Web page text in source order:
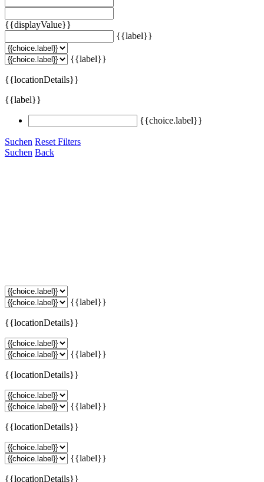
{{displayValue}}
{{label}}
{{label}}
{{locationDetails}}
{{label}}
{{choice.label}}
Suchen Reset Filters
Suchen Back
{{label}}
{{locationDetails}}
{{label}}
{{locationDetails}}
{{label}}
{{locationDetails}}
{{label}}
{{locationDetails}}